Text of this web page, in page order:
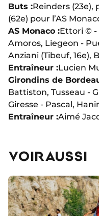
Buts :Reinders (23e),
(62e) pour l’AS
AS Monaco :Ettori © -
Amoros, Liegeon -
Anziani (Tibeuf, 16e),
Entraîneur :Lucien
Girondins de
Battiston, Tusseau -
Giresse - Pascal,
Entraîneur :Aimé
VOIR AUSSI